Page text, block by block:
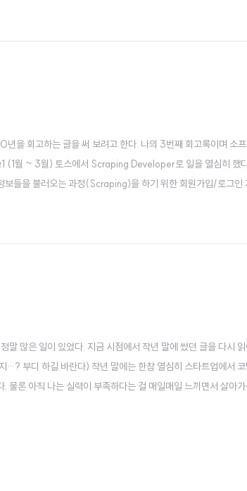
을 회고하는 글을 써 보려고 한다. 나의 3번째 회고록이며 소
월 ~ 3월) 토스에서 Scraping Developer로 일을 열심히 했
보들을 불러오는 과정(Scraping)을 하기 위한 회원가입/로그인
많은 일이 있었다. 지금 시점에서 작년 말에 썼던 글을 다시
…? 부디 하길 바란다) 작년 말에는 한참 열심히 스타트업에서
물론 아직 나는 실력이 부족하다는 걸 매일매일 느끼면서 살아